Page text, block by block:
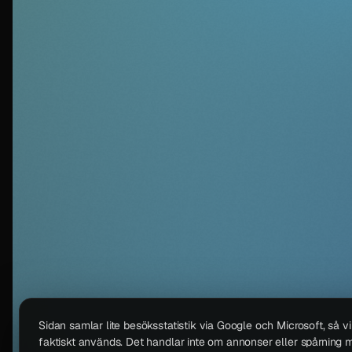
Sidan samlar lite besöksstatistik via Google och Microsoft, så
faktiskt används. Det handlar inte om annonser eller spårning